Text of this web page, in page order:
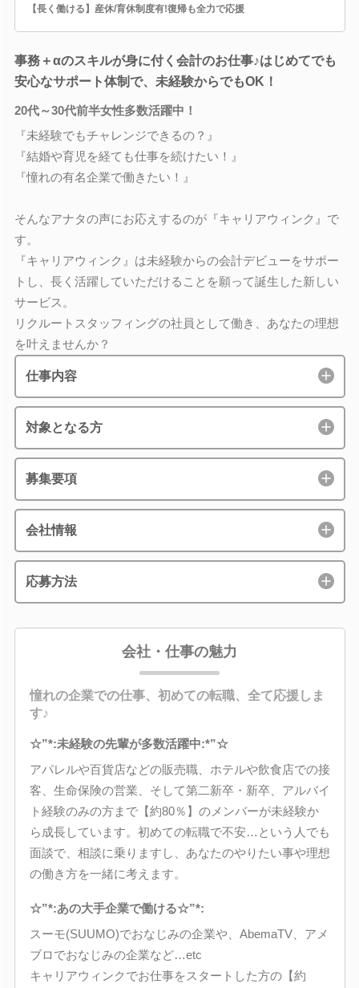
【長く働ける】産休/育休制度有!復帰も全力で応援
事務＋αのスキルが身に付く会計のお仕事♪はじめてでも
安心なサポート体制で、未経験からでもOK！
20代～30代前半女性多数活躍中！
『未経験でもチャレンジできるの？』
『結婚や育児を経ても仕事を続けたい！』
『憧れの有名企業で働きたい！』
そんなアナタの声にお応えするのが『キャリアウィンク』で
す。
『キャリアウィンク』は未経験からの会計デビューをサポー
トし、長く活躍していただけることを願って誕生した新しい
サービス。
リクルートスタッフィングの社員として働き、あなたの理想
を叶えませんか？
仕事内容
対象となる方
募集要項
会社情報
応募方法
会社・仕事の魅力
憧れの企業での仕事、初めての転職、全て応援しま
す♪
☆”*:未経験の先輩が多数活躍中:*”☆
アパレルや百貨店などの販売職、ホテルや飲食店での接
客、生命保険の営業、そして第二新卒・新卒、アルバイ
ト経験のみの方まで【約80％】のメンバーが未経験か
ら成長しています。初めての転職で不安…という人でも
面談で、相談に乗りますし、あなたのやりたい事や理想
の働き方を一緒に考えます。
☆”*:あの大手企業で働ける☆”*:
スーモ(SUUMO)でおなじみの企業や、AbemaTV、アメ
ブロでおなじみの企業など…etc
キャリアウィンクでお仕事をスタートした方の【約